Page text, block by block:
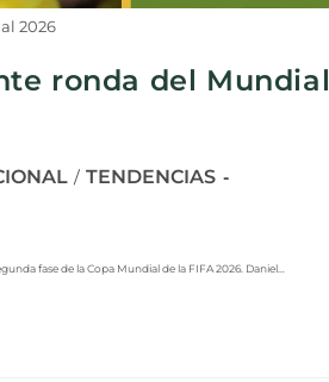
2026
ronda del Mundial
/ TENDENCIAS
fase de la Copa Mundial de la FIFA 2026. Daniel…